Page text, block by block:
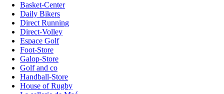
Basket-Center
Daily Bikers
Direct Running
Direct-Volley
Espace Golf
Foot-Store
Galop-Store
Golf and co
Handball-Store
House of Rugby